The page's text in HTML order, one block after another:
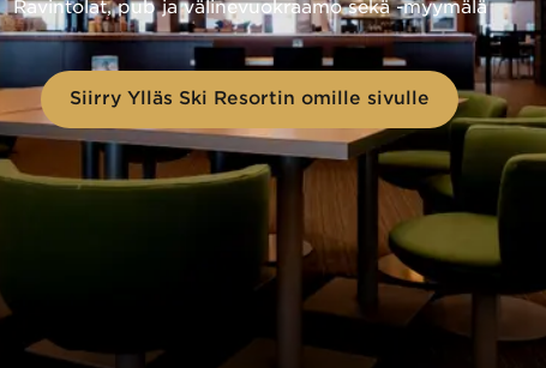
Ravintolat, pub ja välinevuokraamo sekä -myymälä
Siirry Ylläs Ski Resortin omille sivulle